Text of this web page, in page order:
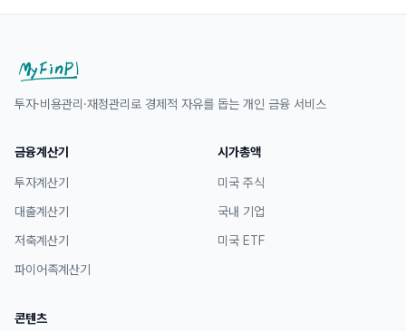
투자·비용관리·재정관리로 경제적 자유를 돕는 개인 금융 서비스
금융계산기
투자계산기
대출계산기
저축계산기
파이어족계산기
시가총액
미국 주식
국내 기업
미국 ETF
콘텐츠